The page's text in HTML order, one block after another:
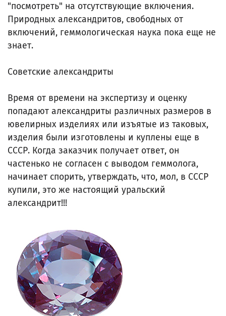
"посмотреть" на отсутствующие включения.
Природных александритов, свободных от
включений, геммологическая наука пока еще не
знает.
Советские александриты
Время от времени на экспертизу и оценку
попадают александриты различных размеров в
ювелирных изделиях или изъятые из таковых,
изделия были изготовлены и куплены еще в
СССР. Когда заказчик получает ответ, он
частенько не согласен с выводом геммолога,
начинает спорить, утверждать, что, мол, в СССР
купили, это же настоящий уральский
александрит!!!